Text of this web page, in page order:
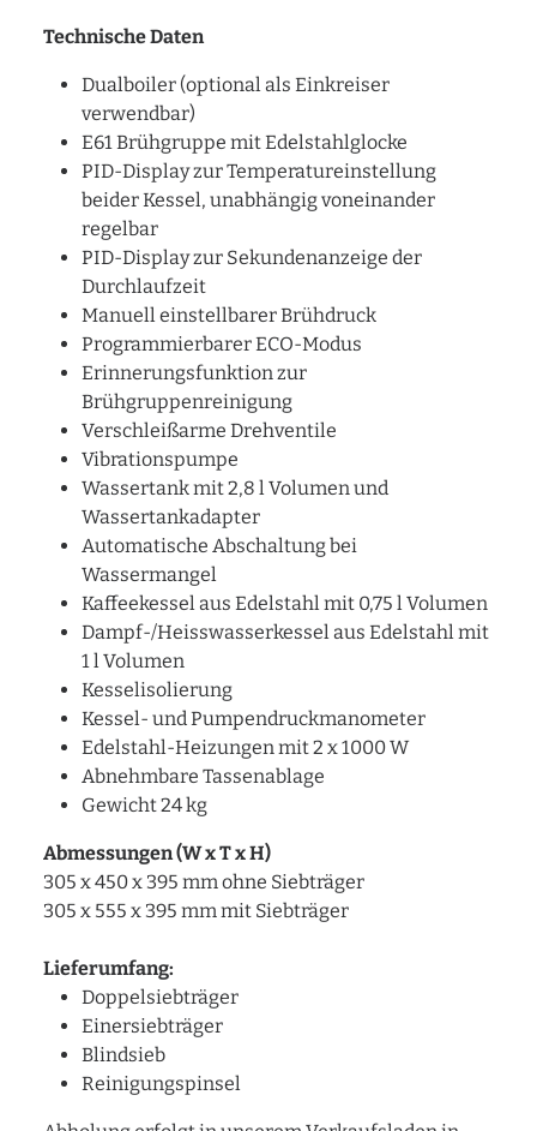
Technische Daten
Dualboiler (optional als Einkreiser
verwendbar)
E61 Brühgruppe mit Edelstahlglocke
PID-Display zur Temperatureinstellung
beider Kessel, unabhängig voneinander
regelbar
PID-Display zur Sekundenanzeige der
Durchlaufzeit
Manuell einstellbarer Brühdruck
Programmierbarer ECO-Modus
Erinnerungsfunktion zur
Brühgruppenreinigung
Verschleißarme Drehventile
Vibrationspumpe
Wassertank mit 2,8 l Volumen und
Wassertankadapter
Automatische Abschaltung bei
Wassermangel
Kaffeekessel aus Edelstahl mit 0,75 l Volumen
Dampf-/Heisswasserkessel aus Edelstahl mit
1 l Volumen
Kesselisolierung
Kessel- und Pumpendruckmanometer
Edelstahl-Heizungen mit 2 x 1000 W
Abnehmbare Tassenablage
Gewicht 24 kg
Abmessungen (W x T x H)
305 x 450 x 395 mm ohne Siebträger
305 x 555 x 395 mm mit Siebträger
Lieferumfang:
Doppelsiebträger
Einersiebträger
Blindsieb
Reinigungspinsel